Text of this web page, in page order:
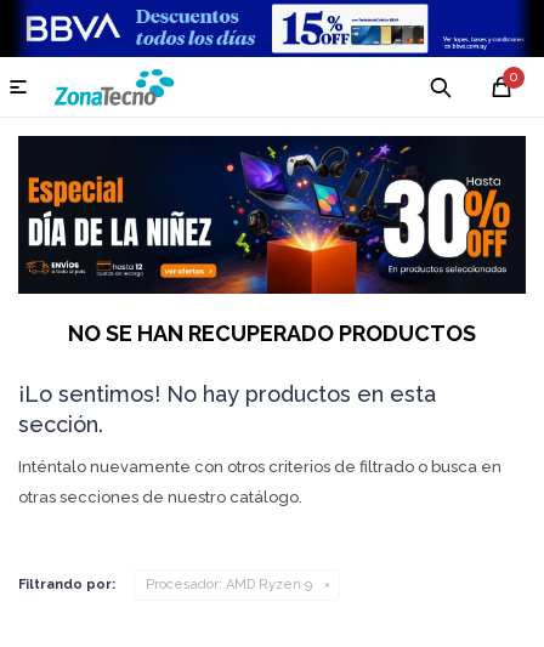
0

NO SE HAN RECUPERADO PRODUCTOS
¡Lo sentimos! No hay productos en esta
sección.
Inténtalo nuevamente con otros criterios de filtrado o busca en
otras secciones de nuestro catálogo.
Filtrando por: Procesador: AMD Ryzen 9